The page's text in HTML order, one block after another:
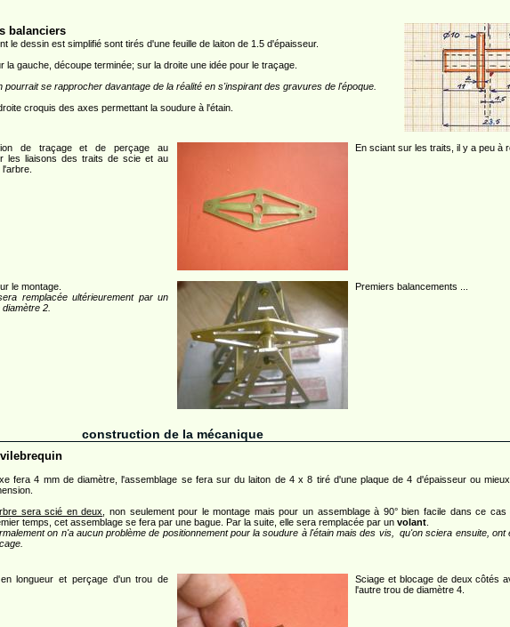
balanciers
le dessin est simplifié sont tirés d'une feuille de laiton de 1.5 d'épaisseur.
la gauche, découpe terminée; sur la droite une idée pour le traçage.
pourrait se rapprocher davantage de la réalité en s'inspirant des gravures de l'époque.
croquis des axes permettant la soudure à l'étain.
de traçage et de perçage au
les liaisons des traits de scie et au
En sciant sur les traits, il y a peu à
le montage.
remplacée ultérieurement par un
2.
Premiers balancements ...
construction de la mécanique
vilebrequin
fera 4 mm de diamètre, l'assemblage se fera sur du laiton de 4 x 8 tiré d'une plaque de 4 d'épaisseur ou
sera scié en deux
, non seulement pour le montage mais pour un assemblage à 90° bien facile dans ce
temps, cet assemblage se fera par une bague. Par la suite, elle sera remplacée par un volant
on n'a aucun problème de positionnement pour la soudure à l'étain mais des vis, qu'on sciera ensuite, ont
longueur et perçage d'un trou de
Sciage et blocage de deux côtés
l'autre trou de diamètre 4.